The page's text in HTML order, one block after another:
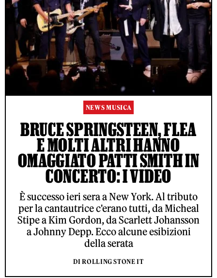
NEWS MUSICA
BRUCE SPRINGSTEEN, FLEA
E MOLTI ALTRI HANNO
OMAGGIATO PATTI SMITH IN
CONCERTO: I VIDEO
È successo ieri sera a New York. Al tributo
per la cantautrice c'erano tutti, da Micheal
Stipe a Kim Gordon, da Scarlett Johansson
a Johnny Depp. Ecco alcune esibizioni
della serata
DI ROLLING STONE IT